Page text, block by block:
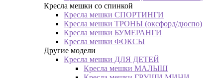
Кресла мешки со спинкой
Кресла мешки СПОРТИНГИ
Кресла мешки ТРОНЫ (оксфорд/дюспо)
Кресла мешки БУМЕРАНГИ
Кресла мешки ФОКСЫ
Другие модели
Кресла мешки ДЛЯ ДЕТЕЙ
Кресла мешки МАЛЫШ